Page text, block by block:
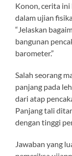
Konon, cerita ini
dalam ujian
“Jelaskan
bangunan
barometer.”
Salah seorang
panjang pada
dari atap
Panjang tali
dengan tinggi
Jawaban yang